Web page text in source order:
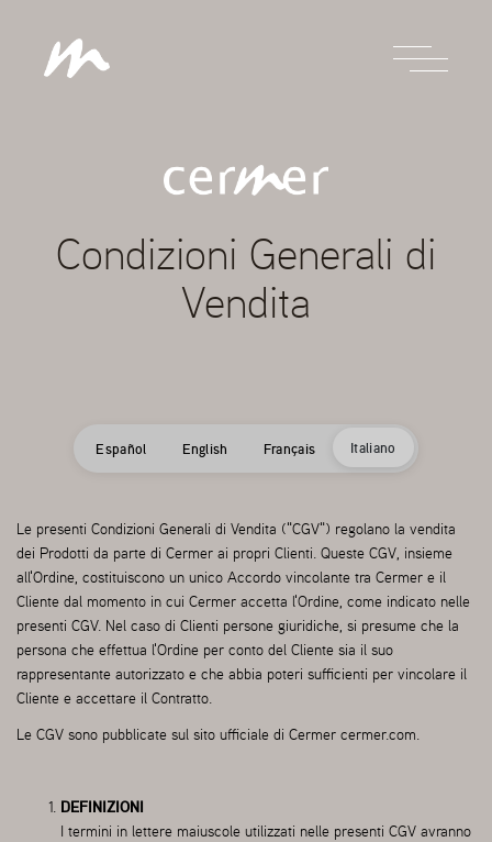
Condizioni Generali di
Vendita
Español English Français Italiano
Le presenti Condizioni Generali di Vendita ("CGV") regolano la vendita
dei Prodotti da parte di Cermer ai propri Clienti. Queste CGV, insieme
all'Ordine, costituiscono un unico Accordo vincolante tra Cermer e il
Cliente dal momento in cui Cermer accetta l'Ordine, come indicato nelle
presenti CGV. Nel caso di Clienti persone giuridiche, si presume che la
persona che effettua l'Ordine per conto del Cliente sia il suo
rappresentante autorizzato e che abbia poteri sufficienti per vincolare il
Cliente e accettare il Contratto.
Le CGV sono pubblicate sul sito ufficiale di Cermer cermer.com.
DEFINIZIONI
I termini in lettere maiuscole utilizzati nelle presenti CGV avranno